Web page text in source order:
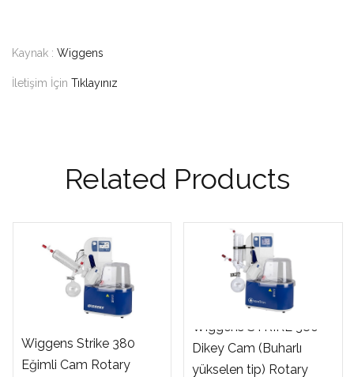
Kaynak : Wiggens
İletişim İçin Tıklayınız
Related Products
Wiggens Strike 380
Eğimli Cam Rotary
Wiggens STRIKE 380
Dikey Cam (Buharlı
yükselen tip) Rotary